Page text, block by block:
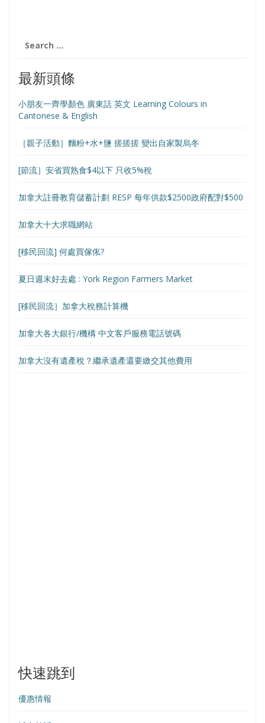
for:
最新頭條
小朋友一齊學顏色 廣東話 英文 Learning Colours in
Cantonese & English
［親子活動］麵粉+水+鹽 搓搓搓 變出自家製烏冬
[節流］安省買熟食$4以下 只收5%稅
加拿大註冊教育儲蓄計劃 RESP 每年供款$2500政府配對$500
加拿大十大求職網站
[移民回流] 何處買傢俬?
夏日週末好去處 : York Region Farmers Market
[移民回流］加拿大稅務計算機
加拿大各大銀行/機構 中文客戶服務電話號碼
加拿大沒有遺產稅？繼承遺產還要繳交其他費用
快速跳到
優惠情報